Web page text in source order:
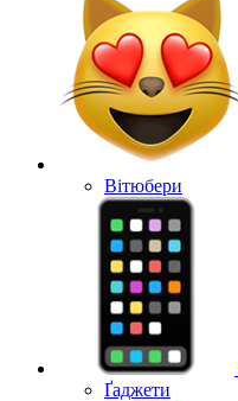
Вітюбери
Ґаджети